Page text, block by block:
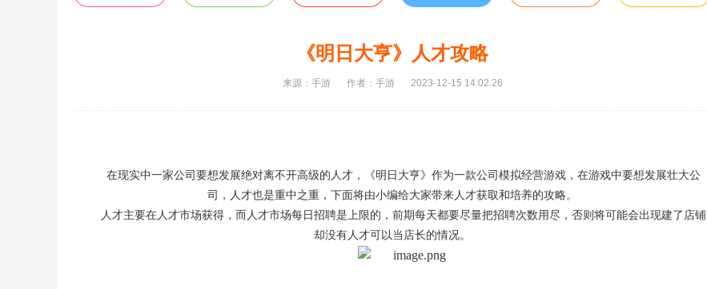
《明日大亨》人才攻略
来源：手游 作者：手游 2023-12-15 14:02:26
在现实中一家公司要想发展绝对离不开高级的人才，《明日大亨》作为一款公司模拟经营游戏，在游戏中要想发展壮大公
司，人才也是重中之重，下面将由小编给大家带来人才获取和培养的攻略。
人才主要在人才市场获得，而人才市场每日招聘是上限的，前期每天都要尽量把招聘次数用尽，否则将可能会出现建了店铺
却没有人才可以当店长的情况。